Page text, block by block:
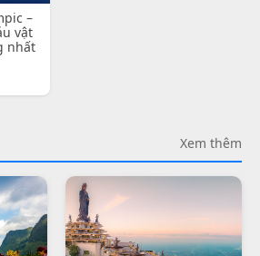
–
vật
nhất
Xem thêm